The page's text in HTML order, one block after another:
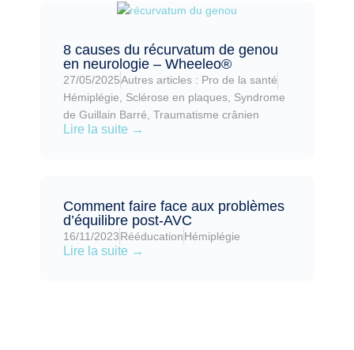
8 causes du récurvatum de genou
en neurologie – Wheeleo®
27/05/2025Autres articles : Pro de la santé
Hémiplégie, Sclérose en plaques, Syndrome
de Guillain Barré, Traumatisme crânien
Lire la suite →
Comment faire face aux problèmes
d’équilibre post-AVC
16/11/2023RééducationHémiplégie
Lire la suite →